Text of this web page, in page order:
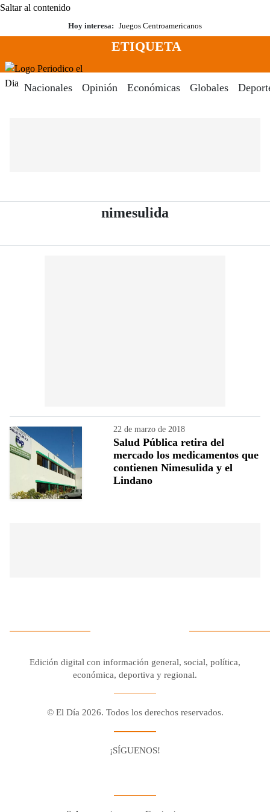
Saltar al contenido
Hoy interesa: Juegos Centroamericanos
Menú
ETIQUETA
Nacionales Opinión Económicas Globales
nimesulida
22 de marzo de 2018
Salud Pública retira del
mercado los medicamentos que
contienen Nimesulida y el
Lindano
Edición digital con información general, social, política,
económica, deportiva y regional.
© El Día 2026. Todos los derechos reservados.
¡SÍGUENOS!